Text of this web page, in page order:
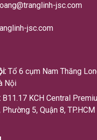
jsc.com
jsc.com
Tổ 6 cụm Nam Thăng
Nội
B11.17 KCH Central
5, Quận 8, TP.HCM